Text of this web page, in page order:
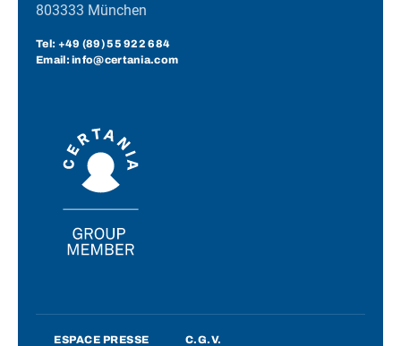
803333 München
Tel: +49 (89) 55 922 684
Email: info@certania.com
ESPACE PRESSE C.G.V.